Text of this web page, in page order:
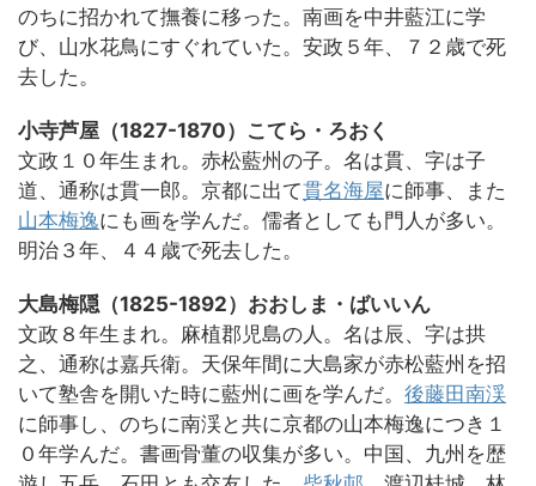
のちに招かれて撫養に移った。南画を中井藍江に学
び、山水花鳥にすぐれていた。安政５年、７２歳で死
去した。
小寺芦屋（1827-1870）こてら・ろおく
文政１０年生まれ。赤松藍州の子。名は貫、字は子
道、通称は貫一郎。京都に出て貫名海屋に師事、また
山本梅逸にも画を学んだ。儒者としても門人が多い。
明治３年、４４歳で死去した。
大島梅隠（1825-1892）おおしま・ばいいん
文政８年生まれ。麻植郡児島の人。名は辰、字は拱
之、通称は嘉兵衛。天保年間に大島家が赤松藍州を招
いて塾舎を開いた時に藍州に画を学んだ。 後藤田南渓
に師事し、のちに南渓と共に京都の山本梅逸につき１
０年学んだ。書画骨董の収集が多い。中国、九州を歴